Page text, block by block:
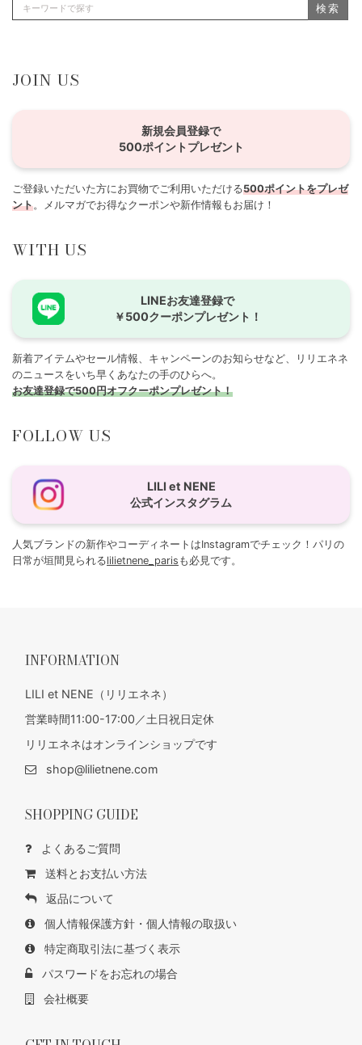
検索
JOIN US
新規会員登録で
500ポイントプレゼント
ご登録いただいた方にお買物でご利用いただける500ポイントをプレゼ
ント。メルマガでお得なクーポンや新作情報もお届け！
WITH US
LINEお友達登録で
￥500クーポンプレゼント！
新着アイテムやセール情報、キャンペーンのお知らせなど、リリエネネ
のニュースをいち早くあなたの手のひらへ。
お友達登録で500円オフクーポンプレゼント！
FOLLOW US
LILI et NENE
公式インスタグラム
人気ブランドの新作やコーディネートはInstagramでチェック！パリの
日常が垣間見られるlilietnene_paris も必見です。
INFORMATION
LILI et NENE（リリエネネ）
営業時間11:00-17:00／土日祝日定休
リリエネネはオンラインショップです
shop@lilietnene.com
SHOPPING GUIDE
よくあるご質問
送料とお支払い方法
返品について
個人情報保護方針・個人情報の取扱い
特定商取引法に基づく表示
パスワードをお忘れの場合
会社概要